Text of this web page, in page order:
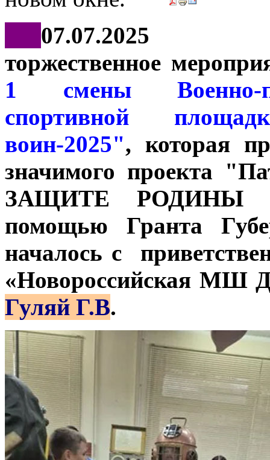
07.07.2025
торжественное
1 смены Военно-
спортивной
воин-2025", которая
значимого проекта
ЗАЩИТЕ РОДИНЫ
помощью Гранта
началось с
«Новороссийская МШ
Гуляй Г.В.